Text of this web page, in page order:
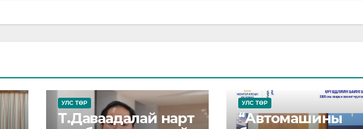
УЛС ТӨР
Т.Даваадалай нарт
УЛС ТӨР
“Автомашины